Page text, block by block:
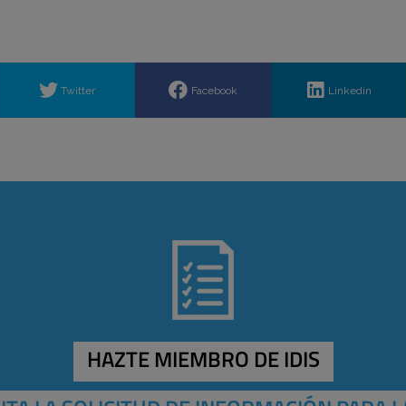
Twitter Facebook Linkedin
HAZTE MIEMBRO DE IDIS